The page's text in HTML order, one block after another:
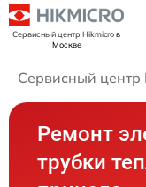
Сервисный центр Hikmicroв
Москве
Сервисный центр
Ремонт
трубки